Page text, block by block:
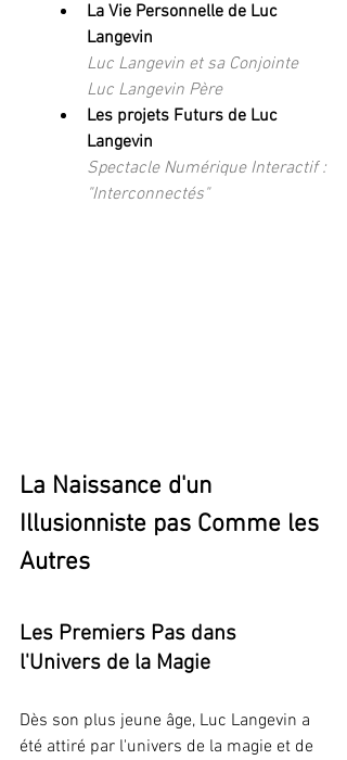
La Vie Personnelle de Luc
Langevin
Luc Langevin et sa Conjointe
Luc Langevin Père
Les projets Futurs de Luc
Langevin
Spectacle Numérique Interactif :
"Interconnectés"
La Naissance d'un
Illusionniste pas Comme les
Autres
Les Premiers Pas dans
l'Univers de la Magie
Dès son plus jeune âge, Luc Langevin a
été attiré par l'univers de la magie et de